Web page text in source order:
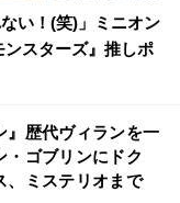
い！(笑)」ミニオン
スターズ』推しポ
』歴代ヴィランを一
・ゴブリンにドク
、ミステリオまで